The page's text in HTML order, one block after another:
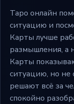
Таро онлайн
ситуацию и
Карты лучше
размышления, а
Карты
ситуацию, но
решают всё за
спокойно